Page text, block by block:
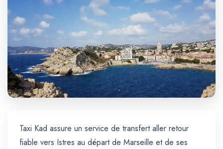
Taxi Kad assure un service de transfert aller retour
fiable vers Istres au départ de Marseille et de ses